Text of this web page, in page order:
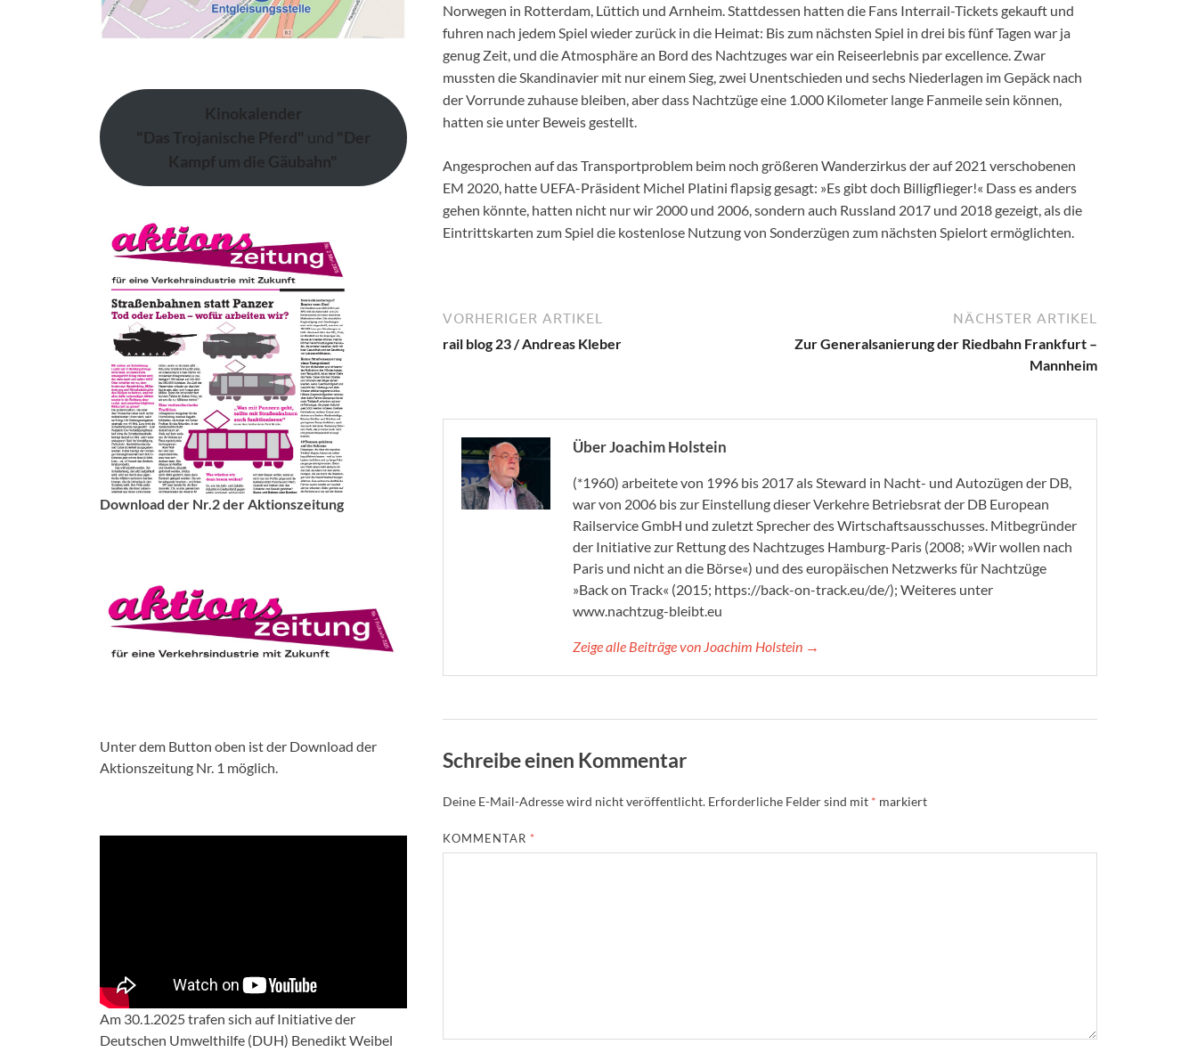
Norwegen in Rotterdam, Lüttich und Arnheim. Stattdessen hatten die Fans Interrail-Tickets gekauft und
fuhren nach jedem Spiel wieder zurück in die Heimat: Bis zum nächsten Spiel in drei bis fünf Tagen war ja
genug Zeit, und die Atmosphäre an Bord des Nachtzuges war ein Reiseerlebnis par excellence. Zwar
mussten die Skandinavier mit nur einem Sieg, zwei Unentschieden und sechs Niederlagen im Gepäck nach
der Vorrunde zuhause bleiben, aber dass Nachtzüge eine 1.000 Kilometer lange Fanmeile sein können,
hatten sie unter Beweis gestellt.
Angesprochen auf das Transportproblem beim noch größeren Wanderzirkus der auf 2021 verschobenen
EM 2020, hatte UEFA-Präsident Michel Platini flapsig gesagt: »Es gibt doch Billigflieger!« Dass es anders
gehen könnte, hatten nicht nur wir 2000 und 2006, sondern auch Russland 2017 und 2018 gezeigt, als die
Eintrittskarten zum Spiel die kostenlose Nutzung von Sonderzügen zum nächsten Spielort ermöglichten.
VORHERIGER ARTIKEL
rail blog 23 / Andreas Kleber
NÄCHSTER ARTIKEL
Zur Generalsanierung der Riedbahn Frankfurt –
Mannheim
Über Joachim Holstein
(*1960) arbeitete von 1996 bis 2017 als Steward in Nacht- und Autozügen der DB,
war von 2006 bis zur Einstellung dieser Verkehre Betriebsrat der DB European
Railservice GmbH und zuletzt Sprecher des Wirtschaftsausschusses. Mitbegründer
der Initiative zur Rettung des Nachtzuges Hamburg-Paris (2008; »Wir wollen nach
Paris und nicht an die Börse«) und des europäischen Netzwerks für Nachtzüge
»Back on Track« (2015; https://back-on-track.eu/de/); Weiteres unter
www.nachtzug-bleibt.eu
Zeige alle Beiträge von Joachim Holstein →
Schreibe einen Kommentar
Deine E-Mail-Adresse wird nicht veröffentlicht. Erforderliche Felder sind mit * markiert
KOMMENTAR *
Kinokalender
"Das Trojanische Pferd" und "Der
Kampf um die Gäubahn"
Download der Nr.2 der Aktionszeitung
Unter dem Button oben ist der Download der
Aktionszeitung Nr. 1 möglich.
Am 30.1.2025 trafen sich auf Initiative der
Deutschen Umwelthilfe (DUH) Benedikt Weibel